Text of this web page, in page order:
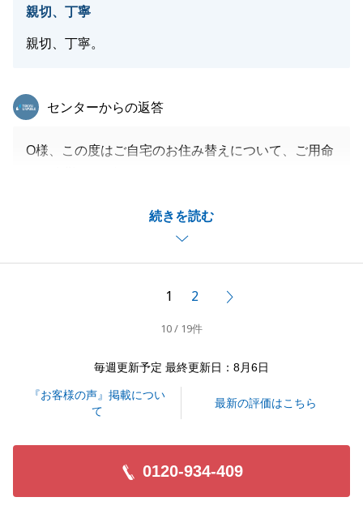
親切、丁寧
親切、丁寧。
続きを読む
東急リバブル
センターからの返答
O様、この度はご自宅のお住み替えについて、ご用命
新居のお住み心地も良好との事で、安心いたしまし
た。
1 2
10 / 19件
毎週更新予定 最終更新日：8月6日
『お客様の声』掲載につい
て
最新の評価はこちら
0120-934-409